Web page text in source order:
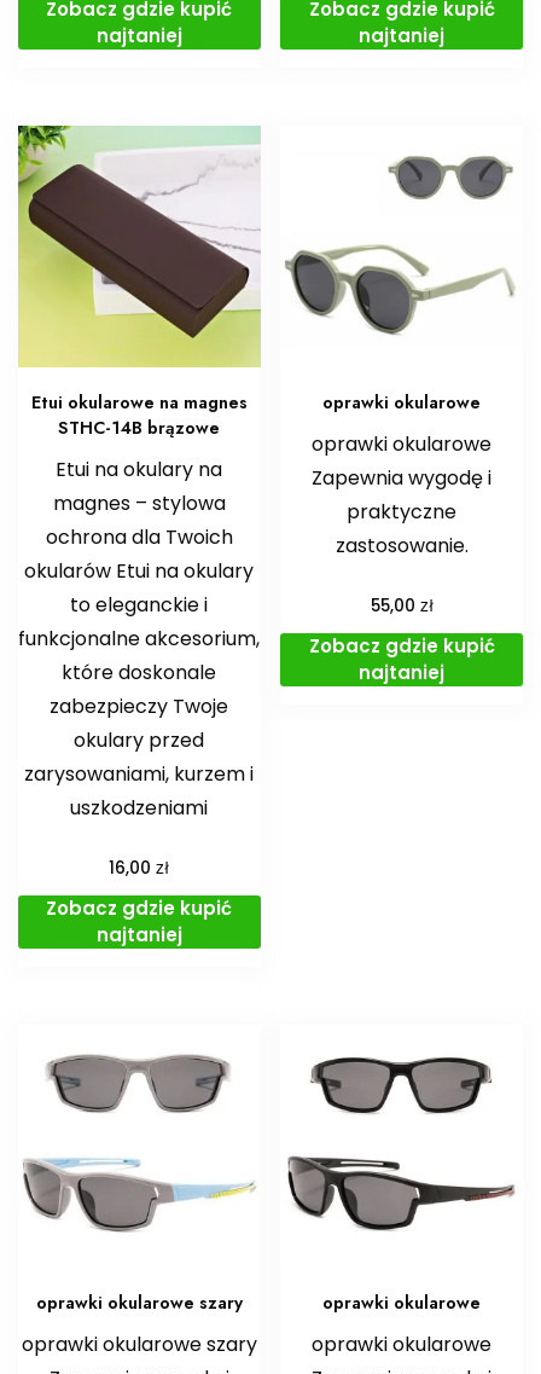
Zobacz gdzie kupić
najtaniej
Zobacz gdzie kupić
najtaniej
Etui okularowe na magnes
STHC-14B brązowe
Etui na okulary na
magnes – stylowa
ochrona dla Twoich
okularów Etui na okulary
to eleganckie i
funkcjonalne akcesorium,
które doskonale
zabezpieczy Twoje
okulary przed
zarysowaniami, kurzem i
uszkodzeniami
16,00zł
Zobacz gdzie kupić
najtaniej
oprawki okularowe
oprawki okularowe
Zapewnia wygodę i
praktyczne
zastosowanie.
55,00 zł
Zobacz gdzie kupić
najtaniej
oprawki okularowe szary
oprawki okularowe szary
oprawki okularowe
oprawki okularowe